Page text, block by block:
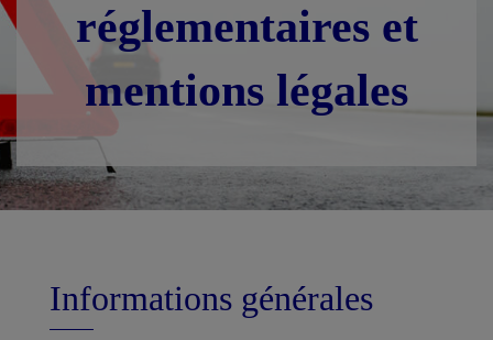
réglementaires et
mentions légales
Informations générales